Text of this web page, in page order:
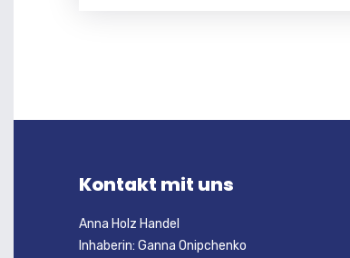
Kontakt mit uns
Anna Holz Handel
Inhaberin: Ganna Onipchenko